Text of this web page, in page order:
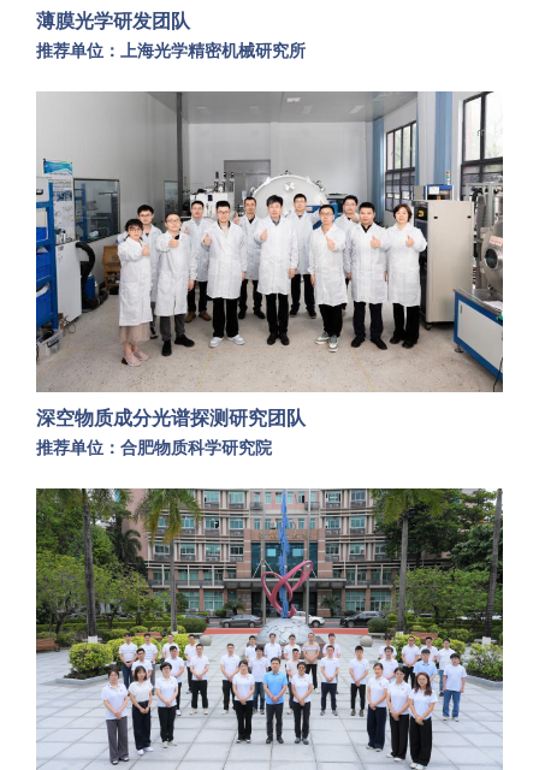
薄膜光学研发团队
推荐单位：上海光学精密机械研究所
深空物质成分光谱探测研究团队
推荐单位：合肥物质科学研究院